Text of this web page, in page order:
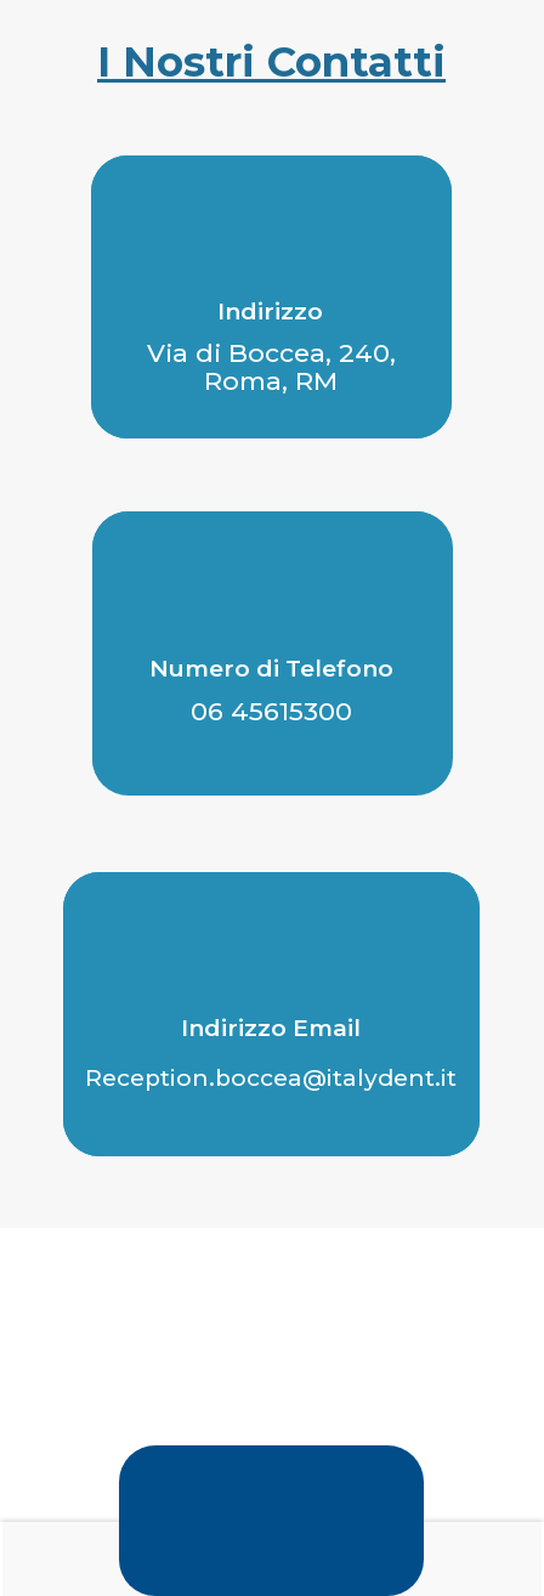
06 45615300
Numero di Telefono
Via di Boccea, 240,
Roma, RM
Indirizzo
Reception.boccea@italydent.it
Indirizzo Email
I Nostri Contatti